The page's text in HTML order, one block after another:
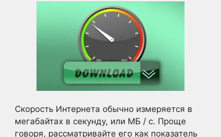
Скорость Интернета обычно измеряется в
мегабайтах в секунду, или МБ / с. Проще
говоря, рассматривайте его как показатель